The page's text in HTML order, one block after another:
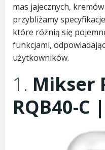
mas jajecznych,
przybliżamy
które różnią się
funkcjami,
użytkowników.
1. Mikser
RQB40-C